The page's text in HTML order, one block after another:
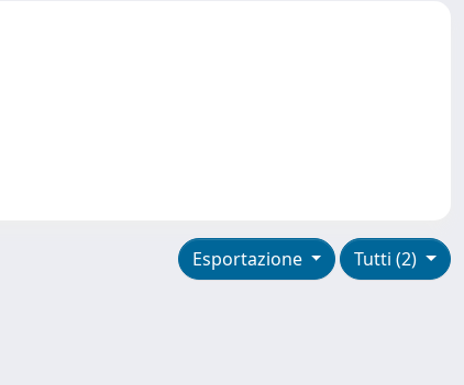
Tutti (2)
Esportazione